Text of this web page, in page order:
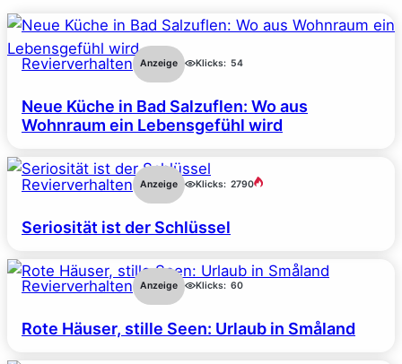
Revierverhalten Anzeige Klicks: 54
Neue Küche in Bad Salzuflen: Wo aus
Wohnraum ein Lebensgefühl wird
Revierverhalten Anzeige Klicks: 2790
Seriosität ist der Schlüssel
Revierverhalten Anzeige Klicks: 60
Rote Häuser, stille Seen: Urlaub in Småland